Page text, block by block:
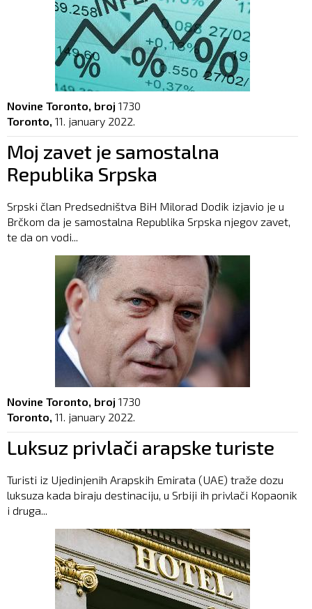
Novine Toronto, broj 1730
Toronto, 11. january 2022.
Moj zavet je samostalna
Republika Srpska
Srpski član Predsedništva BiH Milorad Dodik izjavio je u
Brčkom da je samostalna Republika Srpska njegov zavet,
te da on vodi...
Novine Toronto, broj 1730
Toronto, 11. january 2022.
Luksuz privlači arapske turiste
Turisti iz Ujedinjenih Arapskih Emirata (UAE) traže dozu
luksuza kada biraju destinaciju, u Srbiji ih privlači Кopaonik
i druga...